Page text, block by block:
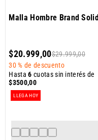
Malla Hombre Brand Solid
$20.999,00$29.999,00
30 % de descuento
Hasta6 cuotas sin interés de
$3500,00
LLEGA HOY